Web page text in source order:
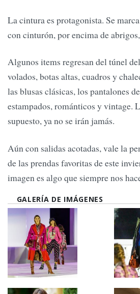
La cintura es protagonista. Se
con cinturón, por encima de
Algunos items regresan del túnel
volados, botas altas, cuadros y
las blusas clásicas, los pantalones
estampados, románticos y vintage.
supuesto, ya no se irán jamás.
Aún con salidas acotadas, vale la
de las prendas favoritas de este
imagen es algo que siempre nos
GALERÍA DE IMÁGENES